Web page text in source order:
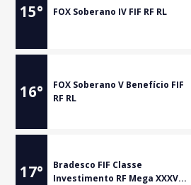
15° FOX Soberano IV FIF RF RL
16°
FOX Soberano V Benefício FIF
RF RL
17°
Bradesco FIF Classe
Investimento RF Mega XXXV...